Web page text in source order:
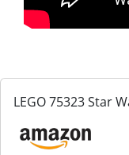
LEGO 75323 Star
Giocattolo da
Droide Todo 360,